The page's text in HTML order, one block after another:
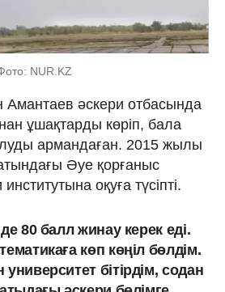
NUR.KZ
Амантаев әскери отбасында
ұшақтарды көріп, бала
армандаған. 2015 жылы
Әуе қорғаныс
оқуға түсіпті.
80 балл жинау керек еді.
көп көңіл бөлдім.
бітірдім, содан